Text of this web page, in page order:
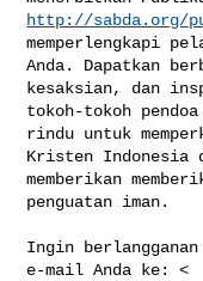
http://sabda.org/
memperlengkapi
Anda. Dapatkan
kesaksian, dan
tokoh-tokoh
rindu untuk
Kristen Indonesia
memberikan
penguatan iman.
Ingin berlangganan
e-mail Anda ke: <